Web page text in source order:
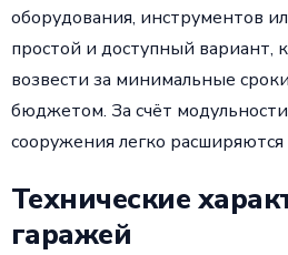
оборудования, инструментов
простой и доступный вариант,
возвести за минимальные
бюджетом. За счёт
сооружения легко
Технические
гаражей